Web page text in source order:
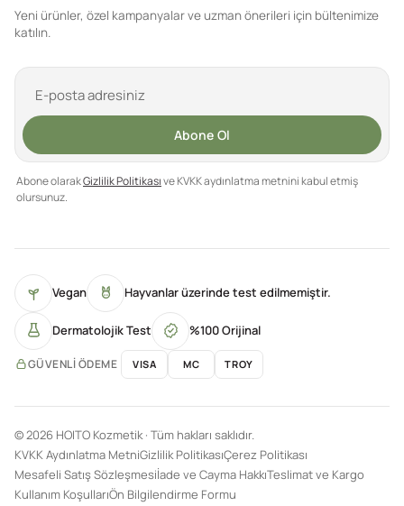
Yeni ürünler, özel kampanyalar ve uzman önerileri için bültenimize
katılın.
Abone Ol
Abone olarakGizlilik Politikasıve KVKK aydınlatma metnini kabul etmiş
olursunuz.
Vegan Hayvanlar üzerinde test edilmemiştir.
Dermatolojik Test %100 Orijinal
GÜVENLI ÖDEME VISA MC TROY
© 2026 HOITO Kozmetik · Tüm hakları saklıdır.
KVKK Aydınlatma MetniGizlilik PolitikasıÇerez Politikası
Mesafeli Satış Sözleşmesiİade ve Cayma HakkıTeslimat ve Kargo
Kullanım KoşullarıÖn Bilgilendirme Formu